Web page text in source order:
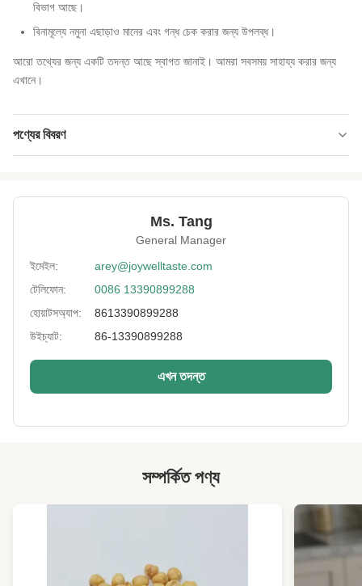
বিভাগ আছে।
বিনামূল্যে নমুনা এছাড়াও মানের এবং গন্ধ চেক করার জন্য উপলব্ধ।
আরো তথ্যের জন্য একটি তদন্ত আছে স্বাগত জানাই। আমরা সবসময় সাহায্য করার জন্য
এখানে।
পণ্যের বিবরণ
সমুদ্র বা বায়ু দ্বারা
প্রায় 25 কাজের দিন
Certificates: BRC, HACCP, হালাল, কোশার
Sample: 2 কেজি মধ্যে বিনামূল্যে
Discount:
Ms. Tang
General Manager
ইমেইল:
arey@joywelltaste.com
টেলিফোন:
0086 13390899288
হোয়াটসঅ্যাপ:
8613390899288
উইচ্যাট:
86-13390899288
এখন তদন্ত
সম্পর্কিত পণ্য